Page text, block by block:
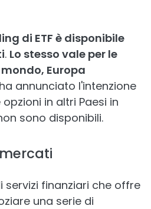
di ETF è disponibile
. Lo stesso vale per le
Europa
annunciato l'intenzione
in altri Paesi in
sono disponibili.
servizi finanziari che offre
una serie di